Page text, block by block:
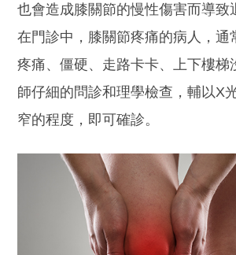
也會造成膝關節的慢性傷害而導致
在門診中，膝關節疼痛的病人，通
疼痛、僵硬、走路卡卡、上下樓梯
師仔細的問診和理學檢查，輔以X
窄的程度，即可確診。